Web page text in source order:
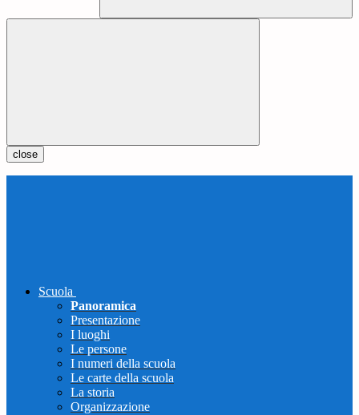
close
Scuola
Panoramica
Presentazione
I luoghi
Le persone
I numeri della scuola
Le carte della scuola
La storia
Organizzazione